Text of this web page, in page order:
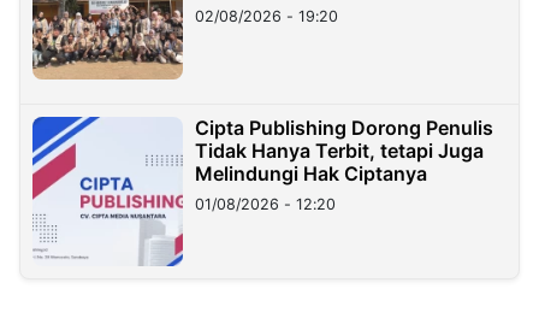
02/08/2026 - 19:20
Cipta Publishing Dorong Penulis
Tidak Hanya Terbit, tetapi Juga
Melindungi Hak Ciptanya
01/08/2026 - 12:20